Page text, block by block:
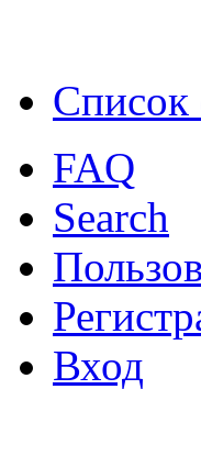
FAQ
Search
Вход